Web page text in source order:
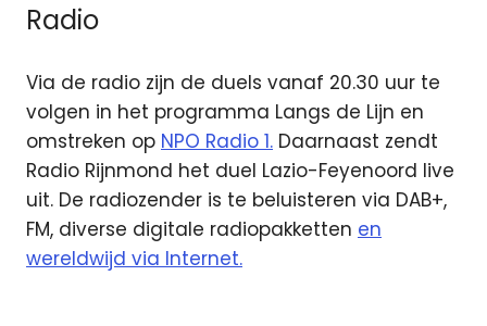
Radio
Via de radio zijn de duels vanaf 20.30 uur te
volgen in het programma Langs de Lijn en
omstreken op NPO Radio 1. Daarnaast zendt
Radio Rijnmond het duel Lazio-Feyenoord live
uit. De radiozender is te beluisteren via DAB+,
FM, diverse digitale radiopakketten en
wereldwijd via Internet.